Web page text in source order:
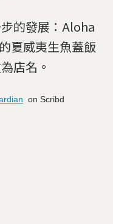
的發展：Aloha
夏威夷生魚蓋飯
店名。
on Scribd